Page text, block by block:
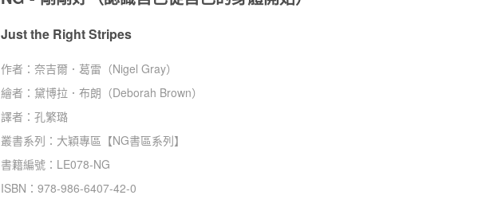
Just the Right Stripes
作者：奈吉爾．葛雷（Nigel Gray）
繪者： 黛博拉．布朗（Deborah Brown）
譯者：孔繁璐
叢書系列： 大穎專區 【NG書區系列】
書籍編號： LE078-NG
ISBN：978-986-6407-42-0